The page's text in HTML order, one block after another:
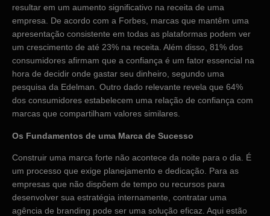
resultar em um aumento significativo na receita de uma
empresa. De acordo com a Forbes, marcas que mantêm uma
apresentação consistente em todas as plataformas podem ver
um crescimento de até 23% na receita. Além disso, 81% dos
consumidores afirmam que a confiança é um fator essencial na
hora de decidir onde gastar seu dinheiro, segundo uma
pesquisa da Edelman. Outro dado relevante revela que 64%
dos consumidores estabelecem uma relação de confiança com
marcas que compartilham valores similares.
Os Fundamentos de uma Marca de Sucesso
Construir uma marca forte não acontece da noite para o dia. É
um processo que exige planejamento e dedicação. Para as
empresas que não dispõem de tempo ou recursos para
desenvolver sua estratégia internamente, contratar uma
agência de branding pode ser uma solução eficaz. Aqui estão